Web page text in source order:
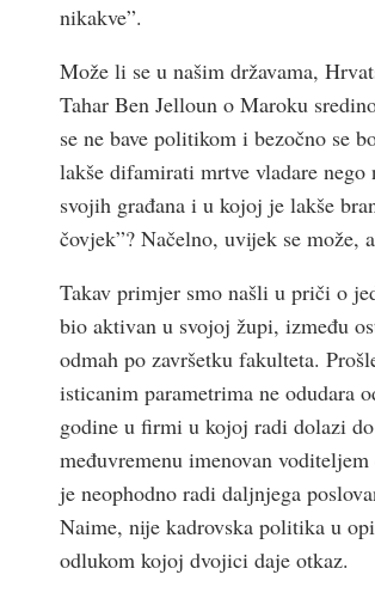
nikakve”.
Može li se u našim državama,
Tahar Ben Jelloun o Maroku
se ne bave politikom i bezočno se
lakše difamirati mrtve vladare
svojih građana i u kojoj je lakše
čovjek”? Načelno, uvijek se može,
Takav primjer smo našli u priči o
bio aktivan u svojoj župi, između
odmah po završetku fakulteta.
isticanim parametrima ne odudara
godine u firmi u kojoj radi dolazi
međuvremenu imenovan
je neophodno radi daljnjega
Naime, nije kadrovska politika u
odlukom kojoj dvojici daje otkaz.